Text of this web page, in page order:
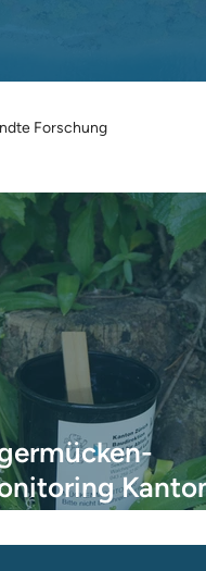
Forschung
2019 bis